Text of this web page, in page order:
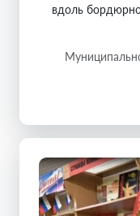
вдоль